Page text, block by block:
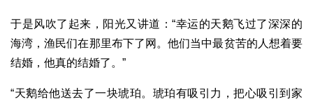
于是风吹了起来，阳光又讲道：“幸运的天鹅飞过了深深的
海湾，渔民们在那里布下了网。他们当中最贫苦的人想着要
结婚，他真的结婚了。”
“天鹅给他送去了一块琥珀。琥珀有吸引力，把心吸引到家